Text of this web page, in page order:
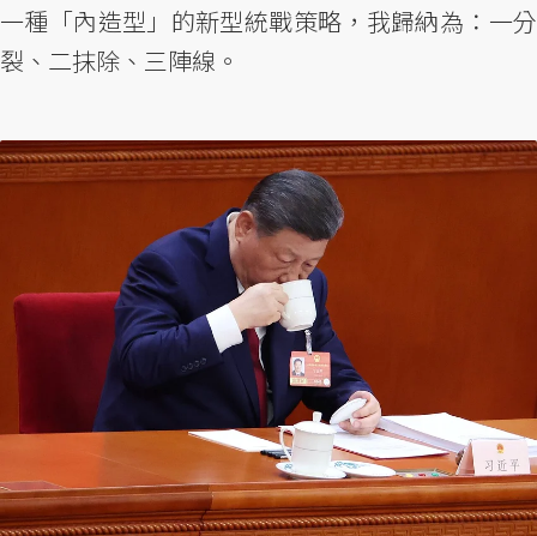
一種「內造型」的新型統戰策略，我歸納為：一分
裂、二抹除、三陣線。